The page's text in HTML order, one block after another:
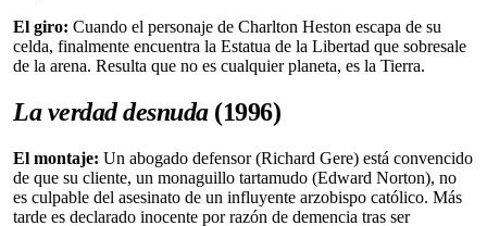
El giro: Cuando el personaje de Charlton Heston escapa de su
celda, finalmente encuentra la Estatua de la Libertad que sobresale
de la arena. Resulta que no es cualquier planeta, es la Tierra.
La verdad desnuda(1996)
El montaje: Un abogado defensor (Richard Gere) está convencido
de que su cliente, un monaguillo tartamudo (Edward Norton), no
es culpable del asesinato de un influyente arzobispo católico. Más
tarde es declarado inocente por razón de demencia tras ser